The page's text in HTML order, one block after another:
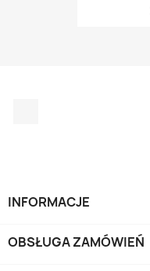
INFORMACJE
OBSŁUGA ZAMÓWIEŃ